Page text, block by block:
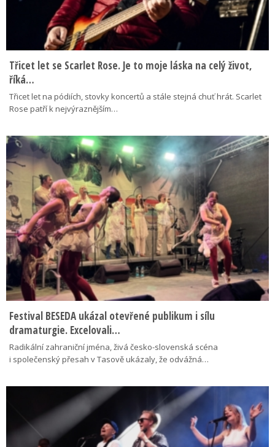
Třicet let se Scarlet Rose. Je to moje láska na celý život,
říká…
Třicet let na pódiích, stovky koncertů a stále stejná chuť hrát. Scarlet
Rose patří k nejvýraznějším…
Festival BESEDA ukázal otevřené publikum i sílu
dramaturgie. Excelovali…
Radikální zahraniční jména, živá česko-slovenská scéna
i společenský přesah v Tasově ukázaly, že odvážná…